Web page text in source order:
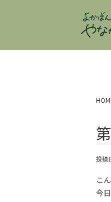
投稿
こ
今